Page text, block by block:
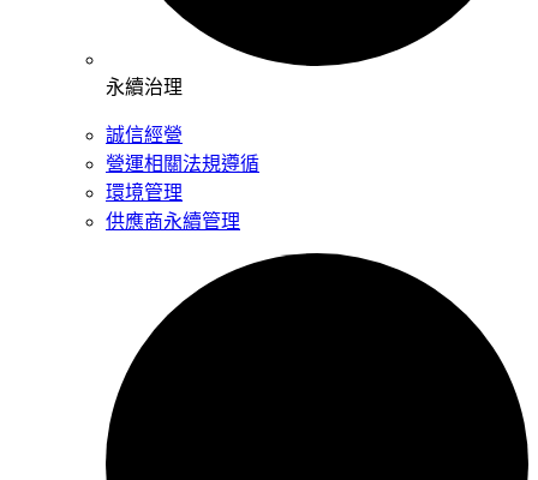
永續治理
誠信經營
營運相關法規遵循
環境管理
供應商永續管理